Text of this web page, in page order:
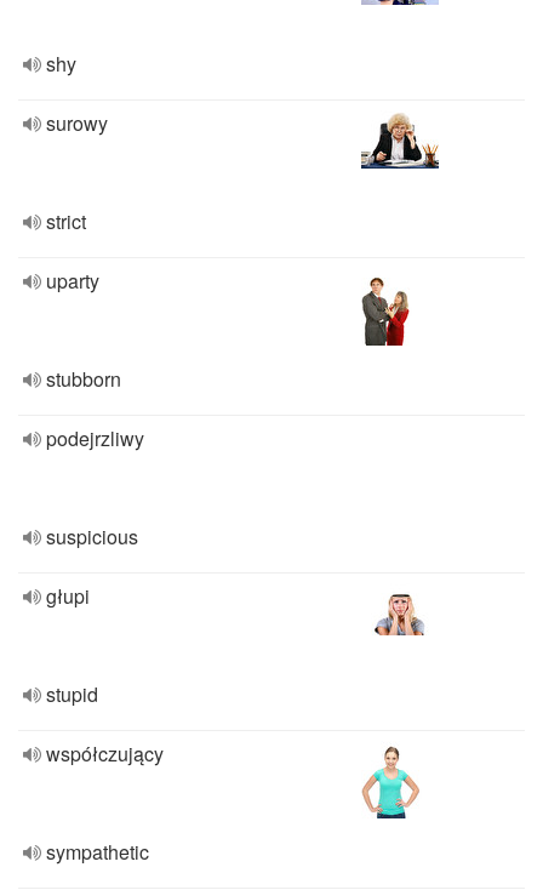
shy
surowy
strict
uparty
stubborn
podejrzliwy
suspicious
głupi
stupid
współczujący
sympathetic